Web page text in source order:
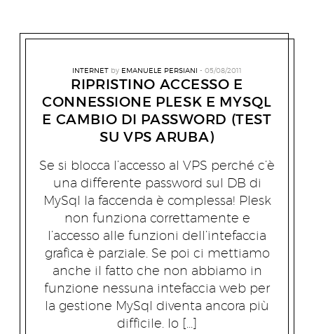
INTERNET by EMANUELE PERSIANI 05/08/2011
RIPRISTINO ACCESSO E
CONNESSIONE PLESK E MYSQL
E CAMBIO DI PASSWORD (TEST
SU VPS ARUBA)
Se si blocca l’accesso al VPS perché c’è
una differente password sul DB di
MySql la faccenda è complessa! Plesk
non funziona correttamente e
l’accesso alle funzioni dell’intefaccia
grafica è parziale. Se poi ci mettiamo
anche il fatto che non abbiamo in
funzione nessuna intefaccia web per
la gestione MySql diventa ancora più
difficile. Io […]